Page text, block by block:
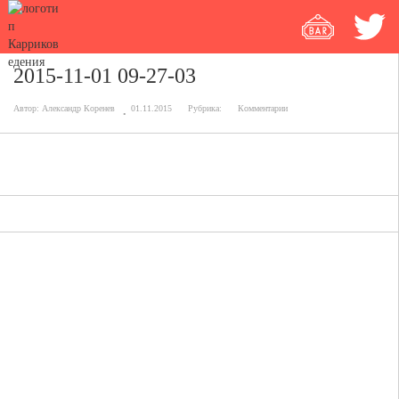
2015-11-01 09-27-03
Автор: Александр Коренев 01.11.2015 Рубрика: Комментарии